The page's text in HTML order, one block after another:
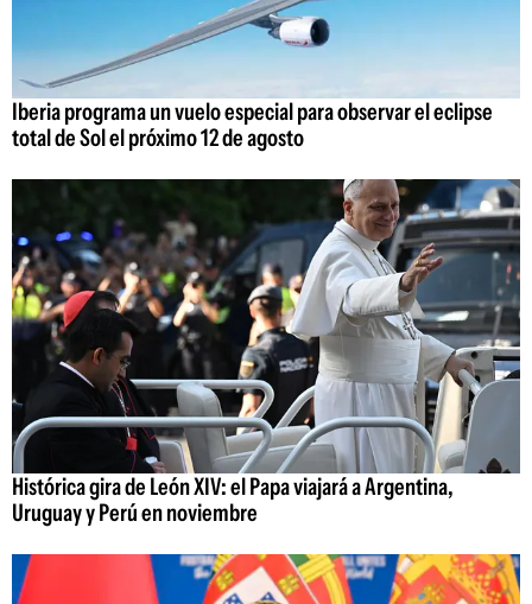
Iberia programa un vuelo especial para observar el eclipse
total de Sol el próximo 12 de agosto
Histórica gira de León XIV: el Papa viajará a Argentina,
Uruguay y Perú en noviembre